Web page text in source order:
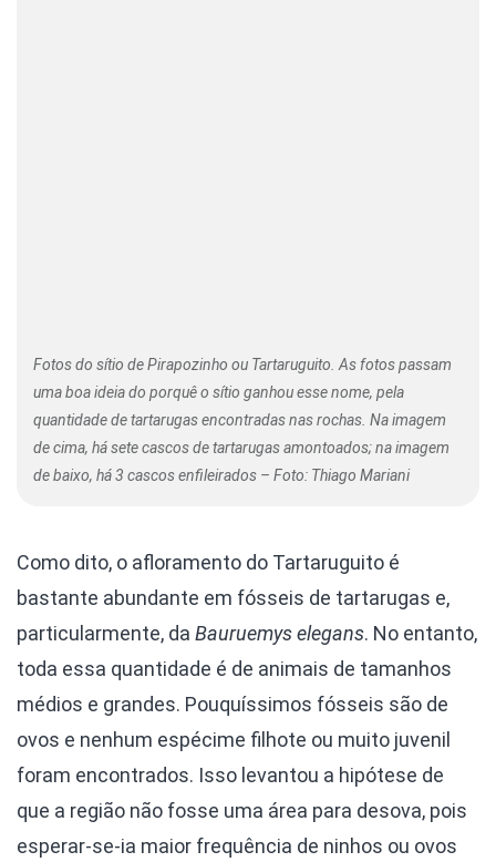
Fotos do sítio de Pirapozinho ou Tartaruguito. As fotos passam
uma boa ideia do porquê o sítio ganhou esse nome, pela
quantidade de tartarugas encontradas nas rochas. Na imagem
de cima, há sete cascos de tartarugas amontoados; na imagem
de baixo, há 3 cascos enfileirados – Foto: Thiago Mariani
Como dito, o afloramento do Tartaruguito é
bastante abundante em fósseis de tartarugas e,
particularmente, da Bauruemys elegans. No entanto,
toda essa quantidade é de animais de tamanhos
médios e grandes. Pouquíssimos fósseis são de
ovos e nenhum espécime filhote ou muito juvenil
foram encontrados. Isso levantou a hipótese de
que a região não fosse uma área para desova, pois
esperar-se-ia maior frequência de ninhos ou ovos